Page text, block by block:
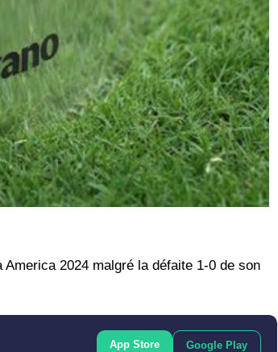
2024 malgré la défaite 1-0 de son
App Store Google Play